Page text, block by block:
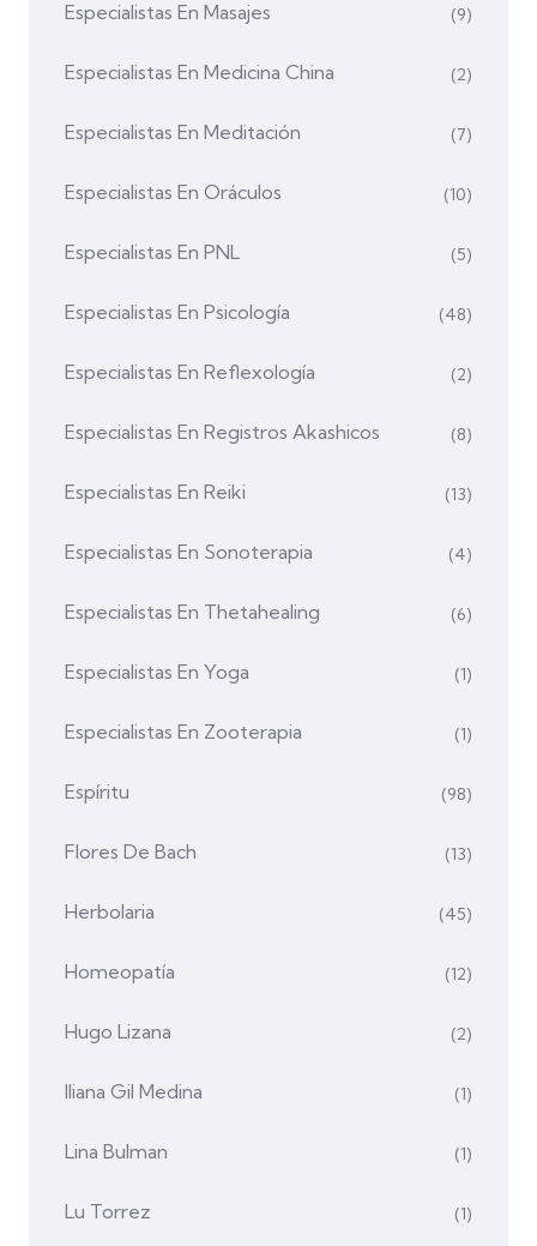
Especialistas En Masajes (9)
Especialistas En Medicina China (2)
Especialistas En Meditación (7)
Especialistas En Oráculos (10)
Especialistas En PNL (5)
Especialistas En Psicología (48)
Especialistas En Reflexología (2)
Especialistas En Registros Akashicos (8)
Especialistas En Reiki (13)
Especialistas En Sonoterapia (4)
Especialistas En Thetahealing (6)
Especialistas En Yoga (1)
Especialistas En Zooterapia (1)
Espíritu (98)
Flores De Bach (13)
Herbolaria (45)
Homeopatía (12)
Hugo Lizana (2)
Iliana Gil Medina (1)
Lina Bulman (1)
Lu Torrez (1)